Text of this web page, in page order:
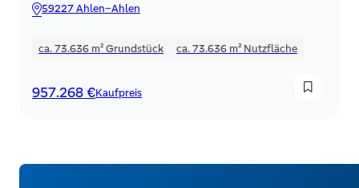
59227 Ahlen–Ahlen
ca. 73.636 m²Grundstück ca. 73.636 m² Nutzfläche
957.268 €Kaufpreis